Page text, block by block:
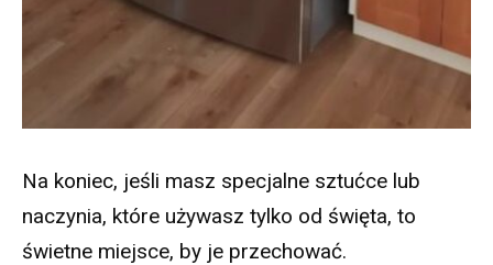
Na koniec, jeśli masz specjalne sztućce lub
naczynia, które używasz tylko od święta, to
świetne miejsce, by je przechować.